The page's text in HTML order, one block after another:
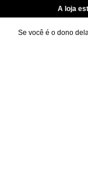
A loja
Se você é o dono